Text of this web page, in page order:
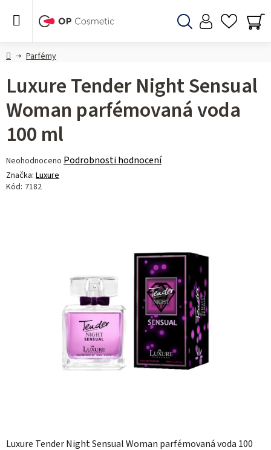
DomůParfémy
Luxure Tender Night Sensual Woman parfémovaná voda 100
Luxure Tender Night Sensual
Woman parfémovaná voda
100 ml
Průměrné
hodnocení
produktu
Neohodnoceno Podrobnosti hodnocení
Značka: Luxure
Kód: 7182